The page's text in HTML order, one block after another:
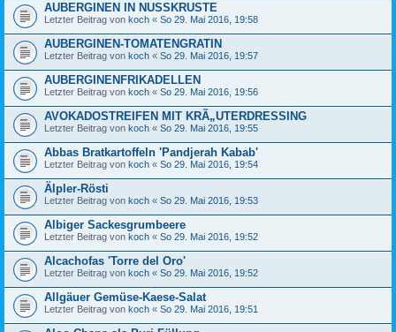
AUBERGINEN IN NUSSKRUSTE
Letzter Beitrag von koch « So 29. Mai 2016, 19:58
AUBERGINEN-TOMATENGRATIN
Letzter Beitrag von koch « So 29. Mai 2016, 19:57
AUBERGINENFRIKADELLEN
Letzter Beitrag von koch « So 29. Mai 2016, 19:56
AVOKADOSTREIFEN MIT KRÃ„UTERDRESSING
Letzter Beitrag von koch « So 29. Mai 2016, 19:55
Abbas Bratkartoffeln 'Pandjerah Kabab'
Letzter Beitrag von koch « So 29. Mai 2016, 19:54
Älpler-Rösti
Letzter Beitrag von koch « So 29. Mai 2016, 19:53
Albiger Sackesgrumbeere
Letzter Beitrag von koch « So 29. Mai 2016, 19:52
Alcachofas 'Torre del Oro'
Letzter Beitrag von koch « So 29. Mai 2016, 19:52
Allgäuer Gemüse-Kaese-Salat
Letzter Beitrag von koch « So 29. Mai 2016, 19:51